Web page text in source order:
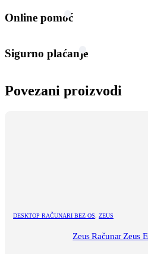
Online pomoć
Sigurno plaćanje
Povezani proizvodi
DESKTOP RAČUNARI BEZ OS, ZEUS
Zeus Računar Zeus